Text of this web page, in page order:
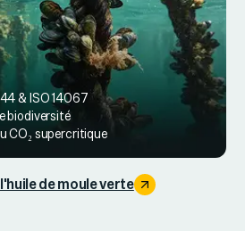
& ISO 14067
biodiversité
CO₂ supercritique
de moule verte